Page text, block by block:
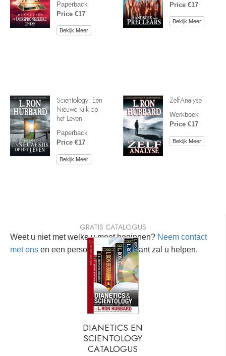
Paperback
Price €17
Bekijk Meer
Price €17
Bekijk Meer
Scientology: Een
Nieuwe Kijk op
het Leven
Paperback
Price €17
Bekijk Meer
ZelfAnalyse
Werkboek
Price €17
Bekijk Meer
Weet u niet met welke u moet beginnen? Neem contact
met ons en een persoonlijke consultant zal u helpen.
GRATIS CATALOGUS
DIANETICS EN
SCIENTOLOGY
CATALOGUS